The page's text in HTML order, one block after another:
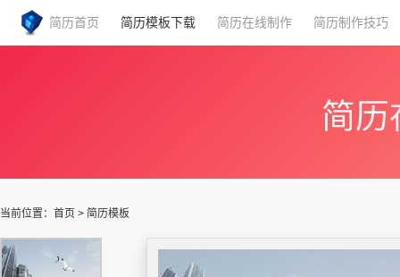
简历首页 简历模板下载 简历在线制作 简历制作技巧
简历
当前位置： 首页 > 简历模板